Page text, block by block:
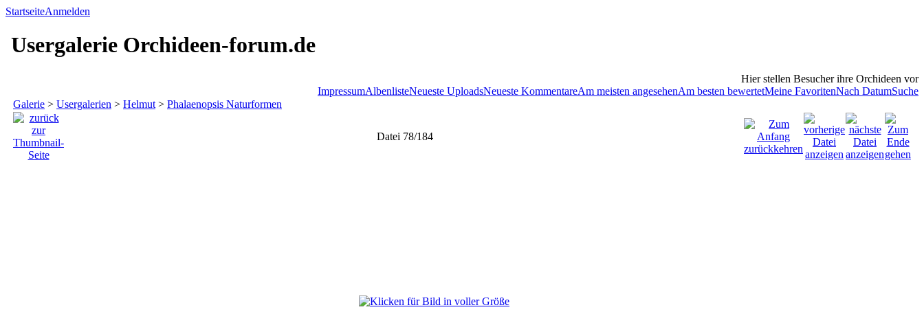
StartseiteAnmelden
Usergalerie Orchideen-forum.de
Hier stellen Besucher ihre Orchideen vor
ImpressumAlbenlisteNeueste UploadsNeueste KommentareAm meisten angesehenAm besten bewertetMeine FavoritenNach DatumSuche
Galerie > Usergalerien > Helmut > Phalaenopsis Naturformen
Datei 78/184